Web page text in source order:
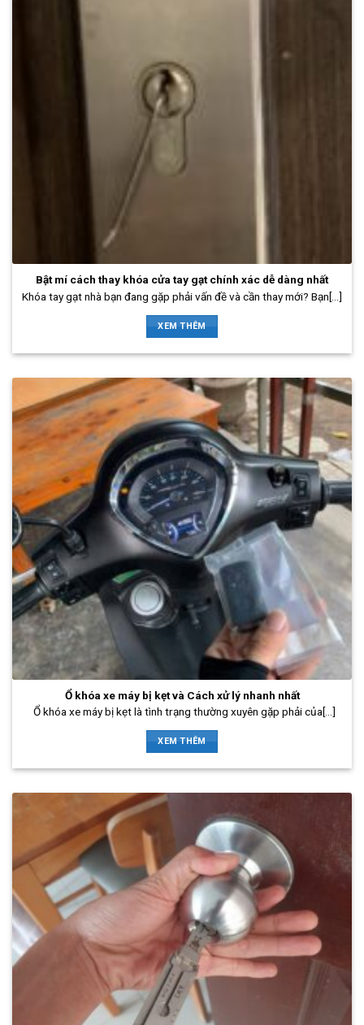
Bật mí cách thay khóa cửa tay gạt chính xác dễ dàng nhất
Khóa tay gạt nhà bạn đang gặp phải vấn đề và cần thay mới? Bạn[...]
XEM THÊM
Ổ khóa xe máy bị kẹt và Cách xử lý nhanh nhất
Ổ khóa xe máy bị kẹt là tình trạng thường xuyên gặp phải của[...]
XEM THÊM